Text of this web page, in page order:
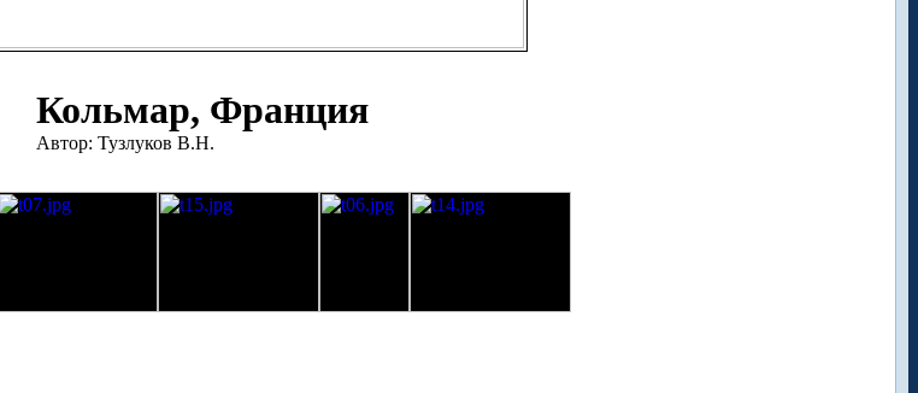
Кольмар, Франция
Автор: Тузлуков В.Н.